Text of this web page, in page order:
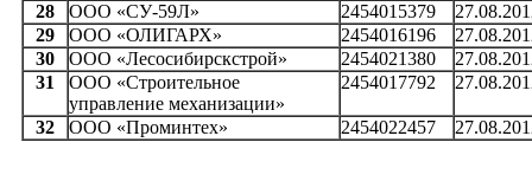
28 ООО «СУ-59Л» 2454015379
29
ООО «ОЛИГАРХ» 2454016196
30
ООО «Лесосибирскстрой» 2454021380
31
ООО «Строительное
управление механизации»
2454017792
32 ООО «Проминтех» 2454022457